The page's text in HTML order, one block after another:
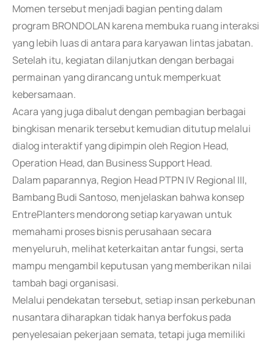
Momen tersebut menjadi bagian penting dalam
program BRONDOLAN karena membuka ruang interaksi
yang lebih luas di antara para karyawan lintas jabatan.
Setelah itu, kegiatan dilanjutkan dengan berbagai
permainan yang dirancang untuk memperkuat
kebersamaan.
Acara yang juga dibalut dengan pembagian berbagai
bingkisan menarik tersebut kemudian ditutup melalui
dialog interaktif yang dipimpin oleh Region Head,
Operation Head, dan Business Support Head.
Dalam paparannya, Region Head PTPN IV Regional III,
Bambang Budi Santoso, menjelaskan bahwa konsep
EntrePlanters mendorong setiap karyawan untuk
memahami proses bisnis perusahaan secara
menyeluruh, melihat keterkaitan antar fungsi, serta
mampu mengambil keputusan yang memberikan nilai
tambah bagi organisasi.
Melalui pendekatan tersebut, setiap insan perkebunan
nusantara diharapkan tidak hanya berfokus pada
penyelesaian pekerjaan semata, tetapi juga memiliki